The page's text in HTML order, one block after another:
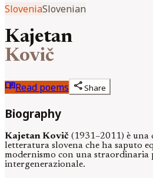
SloveniaSlovenian
Kajetan
Kovič
menu_bookRead poems shareShare
Biography
Kajetan Kovič (1931–2011) è
letteratura slovena che ha saputo
modernismo con una straordinaria
intergenerazionale.